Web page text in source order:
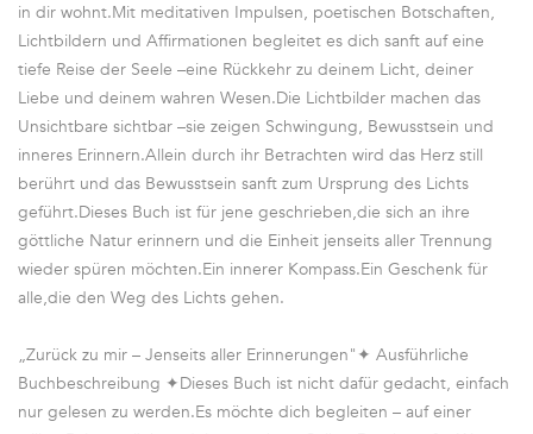
in dir wohnt.Mit meditativen Impulsen, poetischen Botschaften,
Lichtbildern und Affirmationen begleitet es dich sanft auf eine
tiefe Reise der Seele –eine Rückkehr zu deinem Licht, deiner
Liebe und deinem wahren Wesen.Die Lichtbilder machen das
Unsichtbare sichtbar –sie zeigen Schwingung, Bewusstsein und
inneres Erinnern.Allein durch ihr Betrachten wird das Herz still
berührt und das Bewusstsein sanft zum Ursprung des Lichts
geführt.Dieses Buch ist für jene geschrieben,die sich an ihre
göttliche Natur erinnern und die Einheit jenseits aller Trennung
wieder spüren möchten.Ein innerer Kompass.Ein Geschenk für
alle,die den Weg des Lichts gehen.
„Zurück zu mir – Jenseits aller Erinnerungen"✦ Ausführliche
Buchbeschreibung ✦Dieses Buch ist nicht dafür gedacht, einfach
nur gelesen zu werden.Es möchte dich begleiten – auf einer